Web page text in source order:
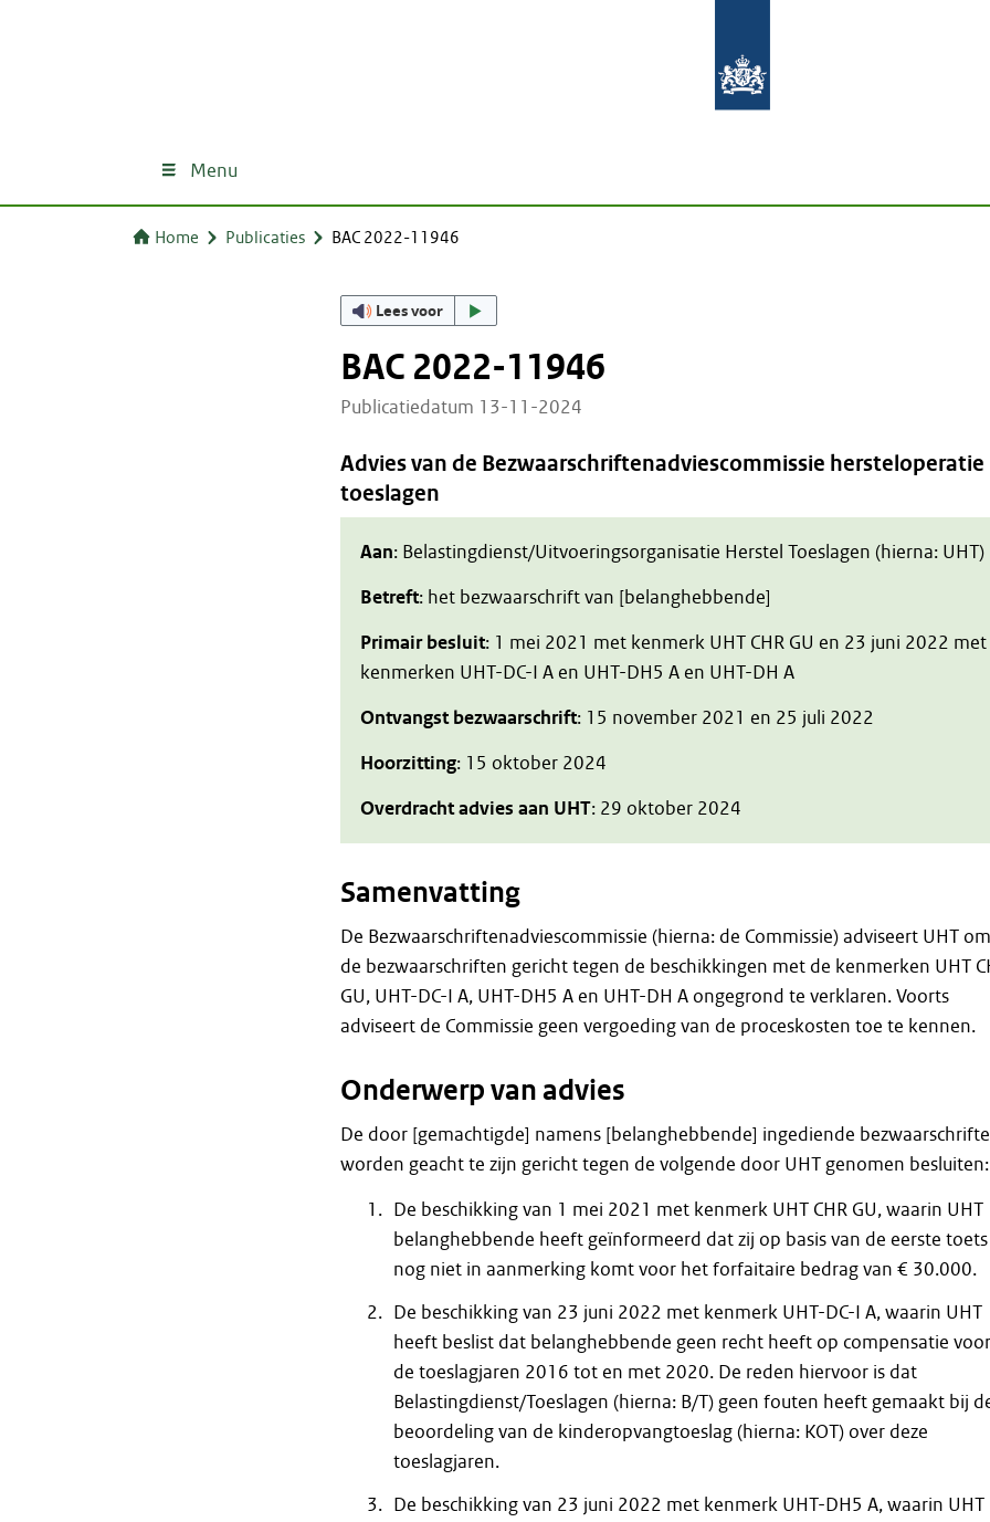
Menu
Home Publicaties BAC 2022-11946
Lees voor
BAC 2022-11946
Publicatiedatum 13-11-2024
Advies van de Bezwaarschriftenadviescommissie hersteloperatie
toeslagen
Aan: Belastingdienst/Uitvoeringsorganisatie Herstel Toeslagen (hierna: UHT)
Betreft: het bezwaarschrift van [belanghebbende]
Primair besluit: 1 mei 2021 met kenmerk UHT CHR GU en 23 juni 2022 met
kenmerken UHT-DC-I A en UHT-DH5 A en UHT-DH A
Ontvangst bezwaarschrift: 15 november 2021 en 25 juli 2022
Hoorzitting: 15 oktober 2024
Overdracht advies aan UHT: 29 oktober 2024
Samenvatting
De Bezwaarschriftenadviescommissie (hierna: de Commissie) adviseert UHT om
de bezwaarschriften gericht tegen de beschikkingen met de kenmerken UHT
GU, UHT-DC-I A, UHT-DH5 A en UHT-DH A ongegrond te verklaren. Voorts
adviseert de Commissie geen vergoeding van de proceskosten toe te kennen.
Onderwerp van advies
De door [gemachtigde] namens [belanghebbende] ingediende
worden geacht te zijn gericht tegen de volgende door UHT genomen besluiten:
De beschikking van 1 mei 2021 met kenmerk UHT CHR GU, waarin UHT
belanghebbende heeft geïnformeerd dat zij op basis van de eerste toets
nog niet in aanmerking komt voor het forfaitaire bedrag van € 30.000.
De beschikking van 23 juni 2022 met kenmerk UHT-DC-I A, waarin UHT
heeft beslist dat belanghebbende geen recht heeft op compensatie voor
de toeslagjaren 2016 tot en met 2020. De reden hiervoor is dat
Belastingdienst/Toeslagen (hierna: B/T) geen fouten heeft gemaakt bij
beoordeling van de kinderopvangtoeslag (hierna: KOT) over deze
toeslagjaren.
De beschikking van 23 juni 2022 met kenmerk UHT-DH5 A, waarin UHT